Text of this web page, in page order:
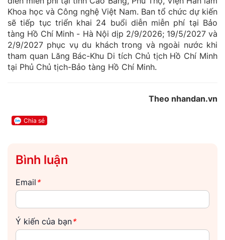
Khoa học và Công nghệ Việt Nam. Ban tổ chức dự kiến
sẽ tiếp tục triển khai 24 buổi diễn miễn phí tại Bảo
tàng Hồ Chí Minh - Hà Nội dịp 2/9/2026; 19/5/2027 và
2/9/2027 phục vụ du khách trong và ngoài nước khi
tham quan Lăng Bác-Khu Di tích Chủ tịch Hồ Chí Minh
tại Phủ Chủ tịch-Bảo tàng Hồ Chí Minh.
Theo nhandan.vn
Chia sẻ
Bình luận
Email *
Ý kiến của bạn*